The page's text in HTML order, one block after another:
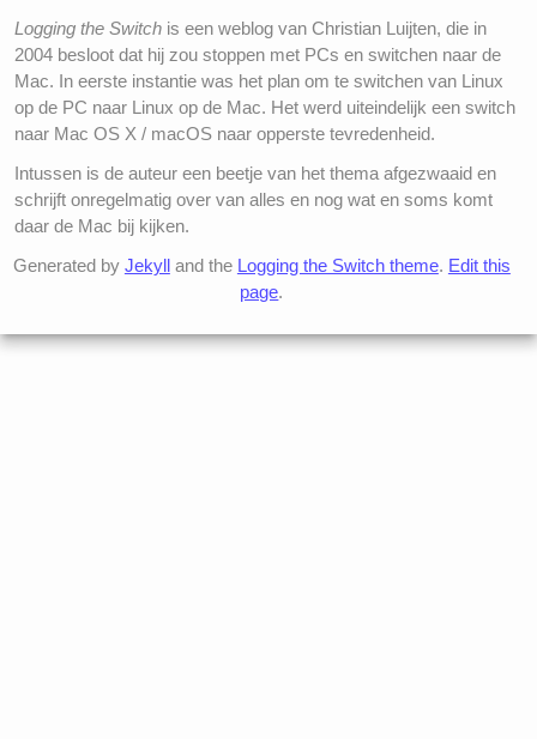
Logging the Switch is een weblog van Christian Luijten, die in
2004 besloot dat hij zou stoppen met PCs en switchen naar de
Mac. In eerste instantie was het plan om te switchen van Linux
op de PC naar Linux op de Mac. Het werd uiteindelijk een switch
naar Mac OS X / macOS naar opperste tevredenheid.
Intussen is de auteur een beetje van het thema afgezwaaid en
schrijft onregelmatig over van alles en nog wat en soms komt
daar de Mac bij kijken.
Generated by Jekylland the Logging the Switch theme. Edit this
page.